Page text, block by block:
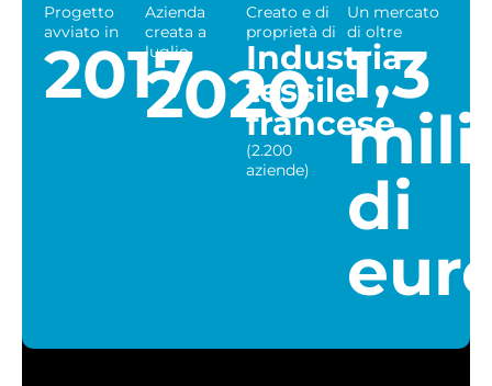
Progetto
avviato in
2017
Azienda
creata a
luglio
2020
Creato e di
proprietà di
Industria
tessile
francese
(2.200
aziende)
Un mercato
di oltre
1,3
di